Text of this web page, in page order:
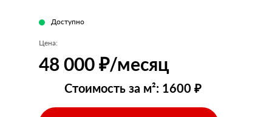
Стоимость за м²: 1600 ₽
48 000 ₽/месяц
Цена:
Доступно